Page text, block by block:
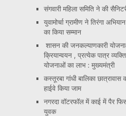
संगवारी महिला समिति ने की
युवामोर्चा ग्रामीण ने तिरंगा
का किया सम्मान
शासन की जनकल्याणकारी
क्रियान्वयन , प्रत्येक पात्र
योजनाओं का लाभ : मुख्यमंत्री
कस्तूरबा गांधी बालिका
हाईवे किया जाम
नगरदा वॉटरफॉल में काई में पैर
युवक